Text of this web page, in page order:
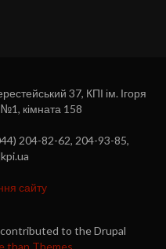
37, КПІ ім. Ігоря
№1, кімната 158
204-82-62, 204-93-85,
сайту
to the Drupal
than Themes